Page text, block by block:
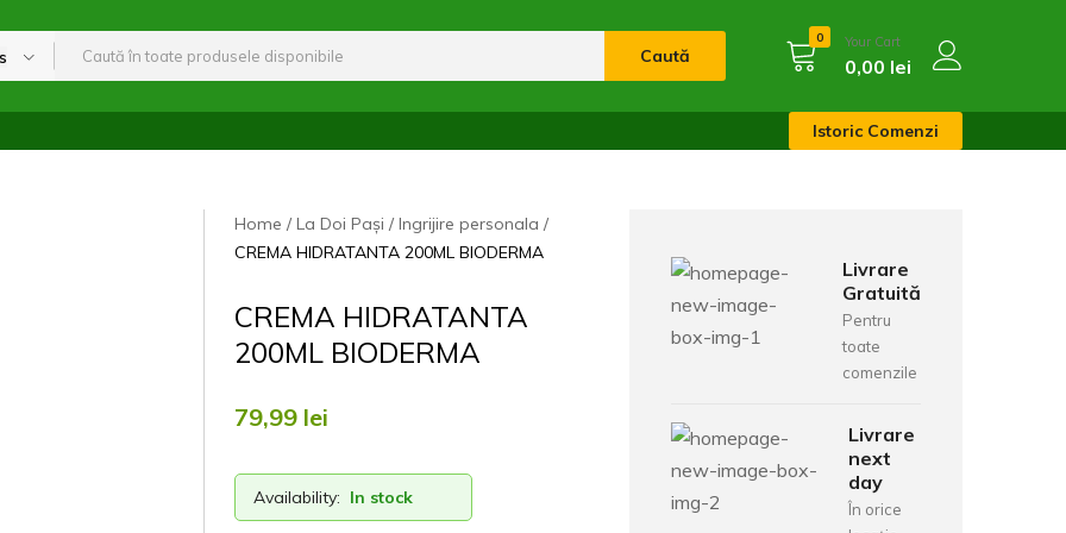
Caută
0 Your Cart
0,00 lei
Istoric Comenzi
Home La Doi Pași
Ingrijire personala
CREMA HIDRATANTA 200ML BIODERMA
CREMA HIDRATANTA
200ML BIODERMA
79,99 lei
Availability: In stock
Livrare
Gratuită
Pentru
toate
comenzile
Livrare
next
day
În orice